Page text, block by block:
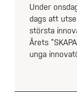
Under
dags att
största
Årets
unga